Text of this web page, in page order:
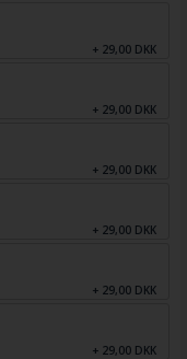
+ 29,00 DKK
+ 29,00 DKK
+ 29,00 DKK
+ 29,00 DKK
+ 29,00 DKK
+ 29,00 DKK